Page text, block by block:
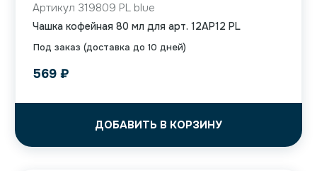
Под заказ (доставка до 10 дней)
Артикул 319809 PL blue
Чашка кофейная 80 мл для арт. 12AP12 PL
569 ₽
ДОБАВИТЬ В КОРЗИНУ